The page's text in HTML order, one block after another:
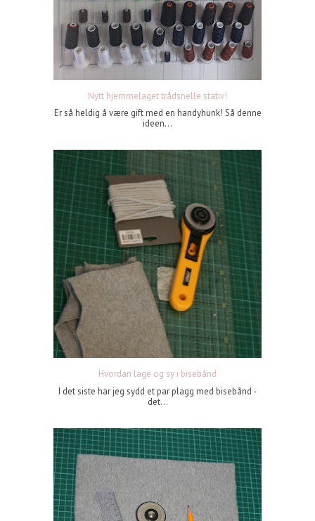
Nytt hjemmelaget trådsnelle stativ!
Er så heldig å være gift med en handyhunk! Så denne
ideen...
Hvordan lage og sy i bisebånd
I det siste har jeg sydd et par plagg med bisebånd -
det...